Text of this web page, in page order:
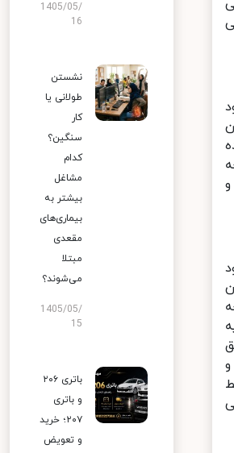
1405/05/
16
نشستن
طولانی یا
کار
سنگین؟
کدام
مشاغل
بیشتر به
بیماری‌های
مقعدی
مبتلا
می‌شوند؟
1405/05/
15
باتری ۲۰۶
و باتری
۲۰۷؛ خرید
و تعویض